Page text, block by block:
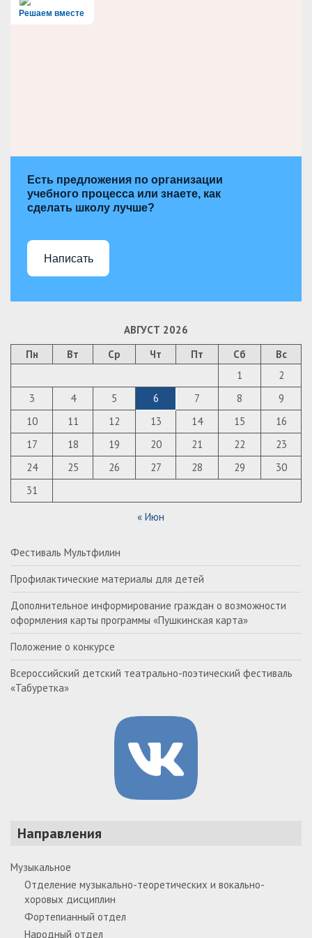
Решаем вместе
Есть предложения по организации
учебного процесса или знаете, как
сделать школу лучше?
Написать
АВГУСТ 2026
Пн
Вт Ср Чт Пт Сб
Вс
1
2
3
4 5 6 7 8
9
10
11 12 13 14 15
16
17
18 19 20 21 22
23
24
25 26 27 28 29
30
31
« Июн
Фестиваль Мультфилин
Профилактические материалы для детей
Дополнительное информирование граждан о возможности
оформления карты программы «Пушкинская карта»
Положение о конкурсе
Всероссийский детский театрально-поэтический фестиваль
«Табуретка»
Направления
Музыкальное
Отделение музыкально-теоретических и вокально-
хоровых дисциплин
Фортепианный отдел
Народный отдел